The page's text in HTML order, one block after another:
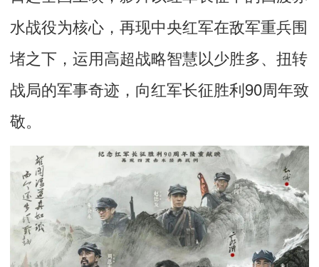
水战役为核心，再现中央红军在敌军重兵围
堵之下，运用高超战略智慧以少胜多、扭转
战局的军事奇迹，向红军长征胜利90周年致
敬。